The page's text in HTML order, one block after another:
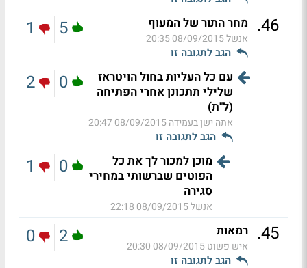
46
. מחר התור של המעוף
אנשל08/09/2015 20:35
הגב לתגובה זו
5
1
עם כל העליות בחול הויטראז
שלילי תתכונן אחרי הפתיחה
(ל"ת)
אתה ישן בעמידה08/09/2015 20:47
הגב לתגובה זו
0
2
מוכן למכור לך את כל
הפוטים שברשותי במחירי
סגירה
אנשל08/09/2015 22:18
0
1
45
. רמאות
איש פשוט08/09/2015 20:30
הגב לתגובה זו
2
0